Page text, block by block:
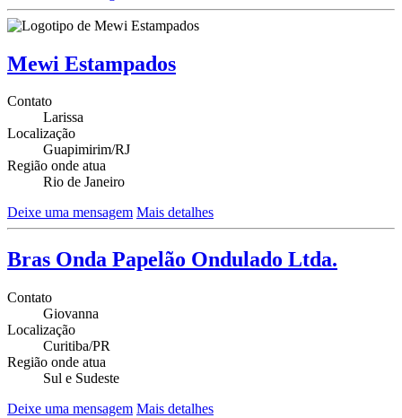
Mewi Estampados
Contato
Larissa
Localização
Guapimirim/RJ
Região onde atua
Rio de Janeiro
Deixe uma mensagem Mais detalhes
Bras Onda Papelão Ondulado Ltda.
Contato
Giovanna
Localização
Curitiba/PR
Região onde atua
Sul e Sudeste
Deixe uma mensagem Mais detalhes